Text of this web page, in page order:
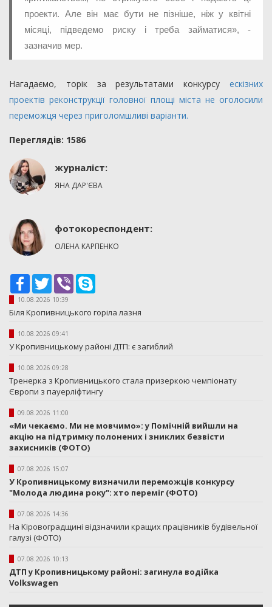
проекти. Але він має бути не пізніше, ніж у квітні
місяці, підведемо риску і треба займатися», -
зазначив мер.
Нагадаємо, торік за результатами конкурсу ескізних
проектів реконструкції головної площі міста не оголосили
переможця через приголомшливі варіанти.
Переглядiв: 1586
журналіст:
ЯНА ДАР'ЄВА
фотокореспондент:
ОЛЕНА КАРПЕНКО
Facebook
TwitterViber
10.08.2026 10:39
Біля Кропивницького горіла лазня
10.08.2026 09:41
У Кропивницькому районі ДТП: є загиблий
10.08.2026 09:28
Тренерка з Кропивницького стала призеркою чемпіонату
Європи з пауерліфтингу
09.08.2026 11:00
«Ми чекаємо. Ми не мовчимо»: у Помічній вийшли на
акцію на підтримку полонених і зниклих безвісти
захисників (ФОТО)
07.08.2026 15:07
У Кропивницькому визначили переможців конкурсу
"Молода людина року": хто переміг (ФОТО)
07.08.2026 14:36
На Кіровоградщині відзначили кращих працівників будівельної
галузі (ФОТО)
07.08.2026 10:13
ДТП у Кропивницькому районі: загинула водійка
Volkswagen